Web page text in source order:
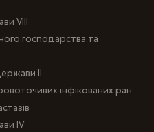
VIII
господарства та
II
інфікованих ран
IV